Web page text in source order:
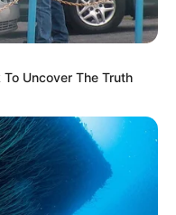
Uncover The Truth